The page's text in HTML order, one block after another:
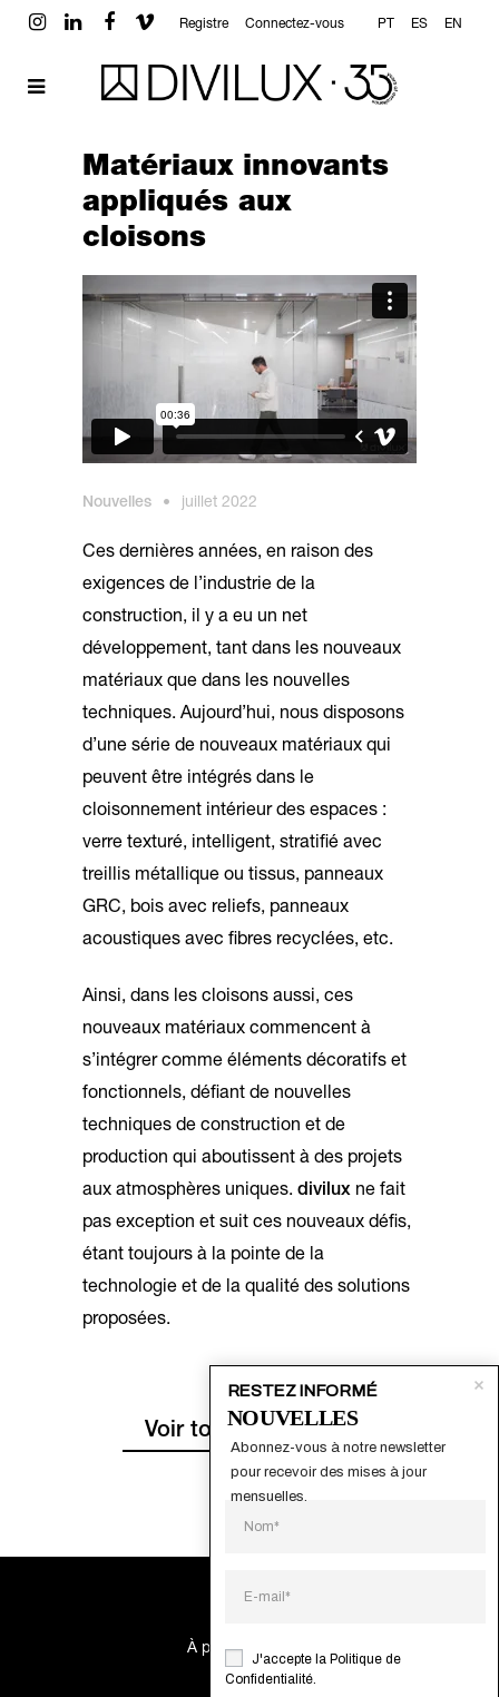
Registre Connectez-vous PT ES EN
Matériaux innovants
appliqués aux
cloisons
Nouvelles • juillet 2022
Ces dernières années, en raison des
exigences de l’industrie de la
construction, il y a eu un net
développement, tant dans les nouveaux
matériaux que dans les nouvelles
techniques. Aujourd’hui, nous disposons
d’une série de nouveaux matériaux qui
peuvent être intégrés dans le
cloisonnement intérieur des espaces :
verre texturé, intelligent, stratifié avec
treillis métallique ou tissus, panneaux
GRC, bois avec reliefs, panneaux
acoustiques avec fibres recyclées, etc.
Ainsi, dans les cloisons aussi, ces
nouveaux matériaux commencent à
s’intégrer comme éléments décoratifs et
fonctionnels, défiant de nouvelles
techniques de construction et de
production qui aboutissent à des projets
aux atmosphères uniques. divilux ne fait
pas exception et suit ces nouveaux défis,
étant toujours à la pointe de la
technologie et de la qualité des solutions
proposées.
Voir tous les articles
À propos de nous
Contacts
J'accepte la Politique de
Confidentialité.
RESTEZ INFORMÉ
Abonnez-vous à notre newsletter
pour recevoir des mises à jour
mensuelles.
NOUVELLES